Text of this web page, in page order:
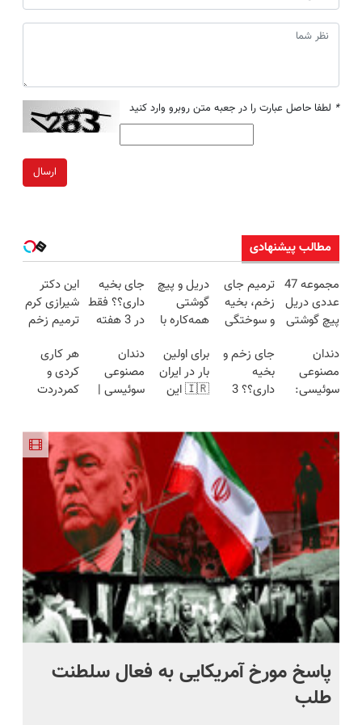
* لطفا حاصل عبارت را در جعبه متن روبرو وارد کنید
ارسال
مطالب پیشنهادی
مجموعه 47
عددی دریل
پیچ گوشتی
(تخفیف به
مدت
محدود)
ترمیم جای
زخم، بخیه
و سوختگی
هفته!!😍
دریل و پیچ
گوشتی
همه‌کاره با
هوشمند ⚙️
(نصف
قیمت بازار
جای بخیه
داری؟؟ فقط
در 3 هفته
کن!😍
این دکتر
شیرازی کرم
ترمیم زخم
ساخت!!!
دندان
مصنوعی
سوئیسی:
اروپا، سبک
و مقاوم |
پرداخت
قسطی
جای زخم و
بخیه
داری؟؟ 3
برای اولین
بار در ایران
🇮🇷 این
23 روزه
ساخت!
دندان
مصنوعی
سوئیسی |
طبیعی!
ویزیت
رایگان+پرداخت
اقساطی😍
هر کاری
کردی و
کمردردت
پرسشنامه و
دریافت راه
حل
پاسخ مورخ آمریکایی به فعال سلطنت
طلب